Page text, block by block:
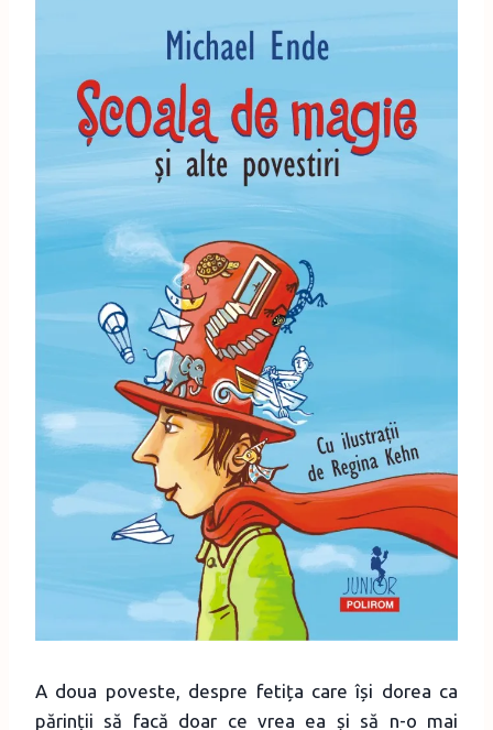
A doua poveste, despre fetița care își dorea ca
părinții să facă doar ce vrea ea și să n-o mai